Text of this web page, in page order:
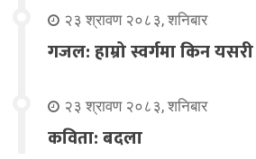
२३ श्रावण २०८३, शनिबार
गजल: हाम्रो स्वर्गमा किन
२३ श्रावण २०८३, शनिबार
कविता: बदला